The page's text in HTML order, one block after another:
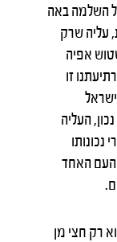
השלמה באה
עליה שרק
אפיה
זו
העליה
נכונותו
העם האחד
רק חצי מן